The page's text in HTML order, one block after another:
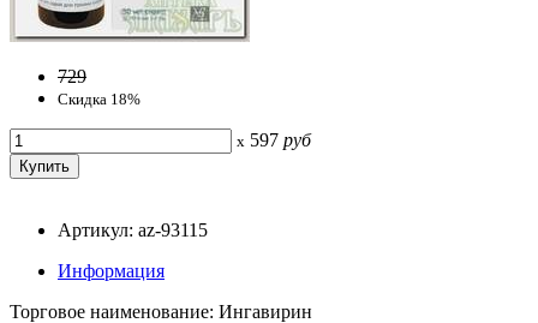
729
Скидка 18%
x 597 руб
Артикул: az-93115
Информация
Торговое наименование: Ингавирин